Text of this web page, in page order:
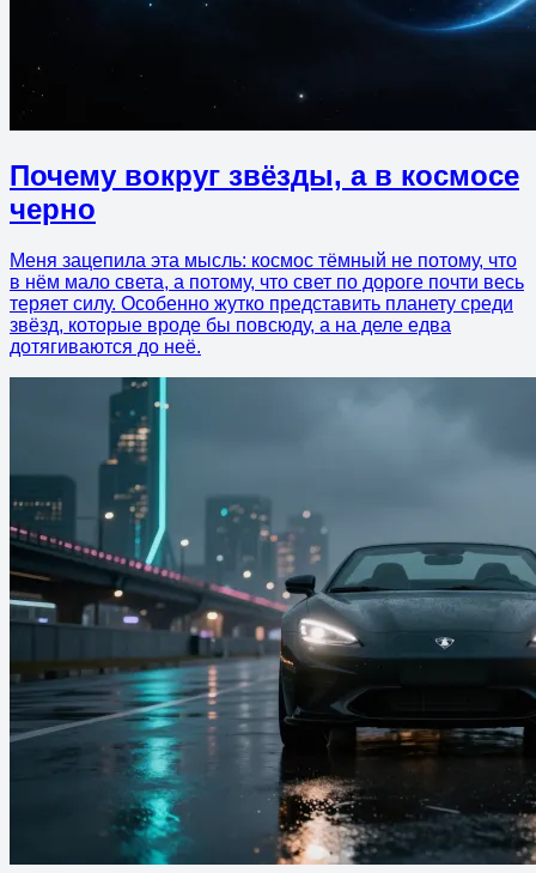
Почему вокруг звёзды, а в космосе
черно
Меня зацепила эта мысль: космос тёмный не потому, что
в нём мало света, а потому, что свет по дороге почти весь
теряет силу. Особенно жутко представить планету среди
звёзд, которые вроде бы повсюду, а на деле едва
дотягиваются до неё.